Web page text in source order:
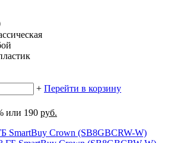
+ Перейти в корзину
или 190 руб.
SmartBuy Crown (SB8GBCRW-W)